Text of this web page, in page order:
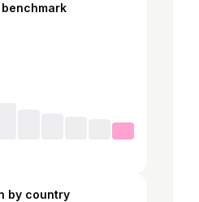
by country